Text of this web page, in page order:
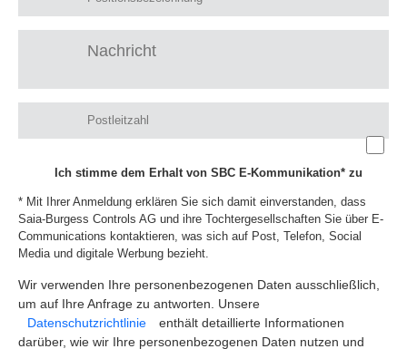
Ich stimme dem Erhalt von SBC E-Kommunikation* zu
* Mit Ihrer Anmeldung erklären Sie sich damit einverstanden, dass
Saia-Burgess Controls AG und ihre Tochtergesellschaften Sie über E-
Communications kontaktieren, was sich auf Post, Telefon, Social
Media und digitale Werbung bezieht.
Wir verwenden Ihre personenbezogenen Daten ausschließlich,
um auf Ihre Anfrage zu antworten. Unsere
Datenschutzrichtlinie
enthält detaillierte Informationen
darüber, wie wir Ihre personenbezogenen Daten nutzen und